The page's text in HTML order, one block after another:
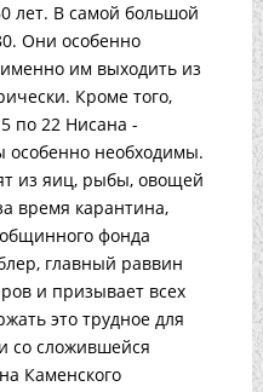
лет. В самой большой
Они особенно
им выходить из
Кроме того,
по 22 Нисана -
особенно необходимы.
из яиц, рыбы, овощей
время карантина,
фонда
главный раввин
и призывает всех
это трудное для
со сложившейся
Каменского